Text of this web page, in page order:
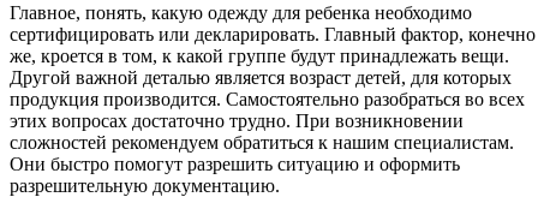
Главное, понять, какую одежду для ребенка необходимо
сертифицировать или декларировать. Главный фактор, конечно
же, кроется в том, к какой группе будут принадлежать вещи.
Другой важной деталью является возраст детей, для которых
продукция производится. Самостоятельно разобраться во всех
этих вопросах достаточно трудно. При возникновении
сложностей рекомендуем обратиться к нашим специалистам.
Они быстро помогут разрешить ситуацию и оформить
разрешительную документацию.